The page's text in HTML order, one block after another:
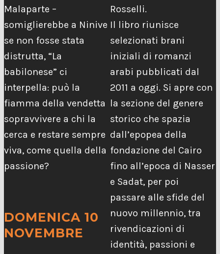
Malaparte –
somiglierebbe a Ninive
se non fosse stata
distrutta, “La
babilonese” ci
interpella: può la
fiamma della vendetta
sopravvivere a chi la
cerca e restare sempre
viva, come quella della
passione?
DOMENICA 10
NOVEMBRE
Rosselli.
Il libro riunisce
selezionati brani
iniziali di romanzi
arabi pubblicati dal
2011 a oggi. Si apre con
la sezione del genere
storico che spazia
dall’epopea della
fondazione del Cairo
fino all’epoca di Nasser
e Sadat, per poi
passare alle sfide del
nuovo millennio, tra
rivendicazioni di
identità, passioni e